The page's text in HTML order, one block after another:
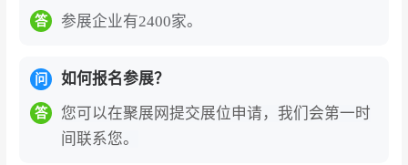
人驾驶技术等前沿议题展开深度研讨。
势，构筑产学研用深度融合的技术高地。
程机械行业正加速向新能源转型，纯电驱动、氢
能动力、混合动力等多元技术路线在展会上集中
答 参展企业有2400家。
问 如何报名参展？
答
您可以在聚展网提交展位申请，我们会第一时
间联系您。